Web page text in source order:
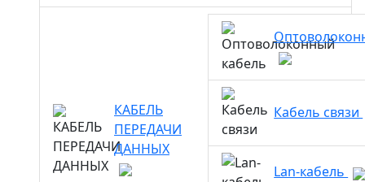
КАБЕЛЬ
ПЕРЕДАЧИ
ДАННЫХ
Кабель связи
Lan-кабель